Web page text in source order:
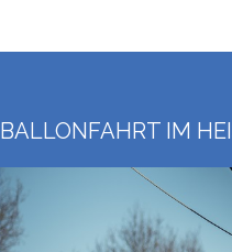
BALLONFAHRT IM